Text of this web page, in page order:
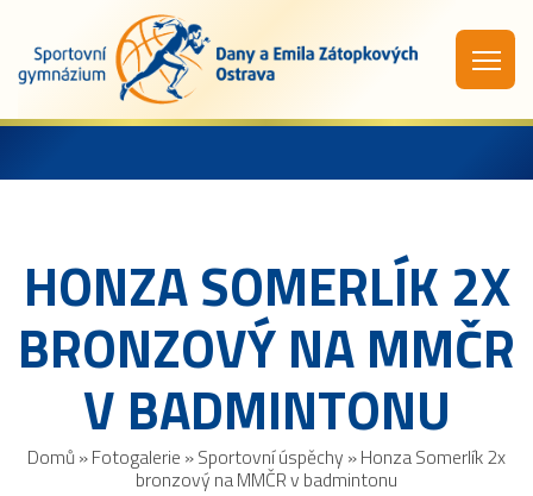
HONZA SOMERLÍK 2X
BRONZOVÝ NA MMČR
V BADMINTONU
Domů »Fotogalerie »Sportovní úspěchy »Honza Somerlík 2x
bronzový na MMČR v badmintonu